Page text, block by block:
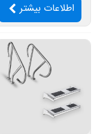
اطلاعات بیشتر